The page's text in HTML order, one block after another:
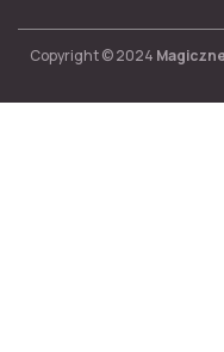
Copyright © 2024